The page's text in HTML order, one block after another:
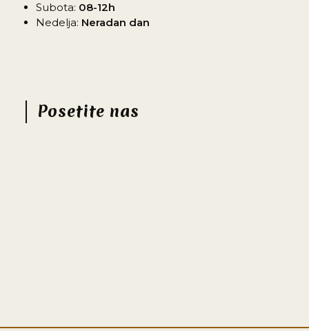
Subota: 08-12h
Nedelja: Neradan dan
Posetite nas